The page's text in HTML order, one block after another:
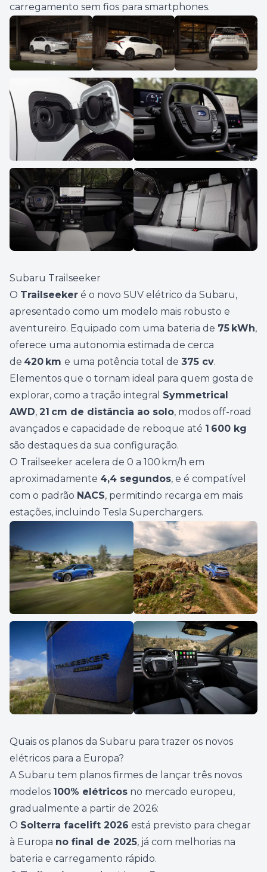
carregamento sem fios para smartphones.
Subaru Trailseeker
O Trailseeker é o novo SUV elétrico da Subaru,
apresentado como um modelo mais robusto e
aventureiro. Equipado com uma bateria de 75 kWh,
oferece uma autonomia estimada de cerca
de 420 km e uma potência total de 375 cv.
Elementos que o tornam ideal para quem gosta de
explorar, como a tração integral Symmetrical
AWD, 21 cm de distância ao solo, modos off-road
avançados e capacidade de reboque até 1 600 kg
são destaques da sua configuração.
O Trailseeker acelera de 0 a 100 km/h em
aproximadamente 4,4 segundos, e é compatível
com o padrão NACS, permitindo recarga em mais
estações, incluindo Tesla Superchargers.
Quais os planos da Subaru para trazer os novos
elétricos para a Europa?
A Subaru tem planos firmes de lançar três novos
modelos 100% elétricos no mercado europeu,
gradualmente a partir de 2026:
O Solterra facelift 2026 está previsto para chegar
à Europa no final de 2025, já com melhorias na
bateria e carregamento rápido.